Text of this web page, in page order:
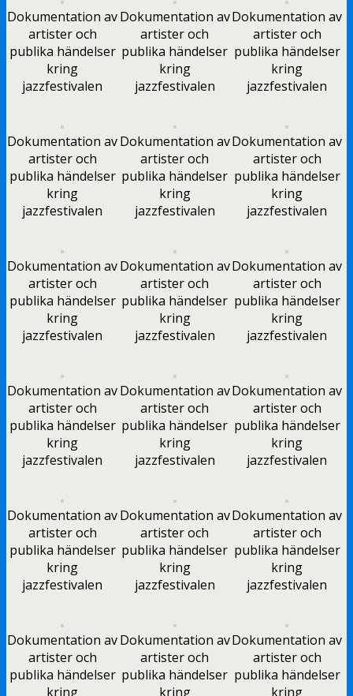
Dokumentation av
artister och
publika händelser
kring
jazzfestivalen
Dokumentation av
artister och
publika händelser
kring
jazzfestivalen
Dokumentation av
artister och
publika händelser
kring
jazzfestivalen
Dokumentation av
artister och
publika händelser
kring
jazzfestivalen
Dokumentation av
artister och
publika händelser
kring
jazzfestivalen
Dokumentation av
artister och
publika händelser
kring
jazzfestivalen
Dokumentation av
artister och
publika händelser
kring
jazzfestivalen
Dokumentation av
artister och
publika händelser
kring
jazzfestivalen
Dokumentation av
artister och
publika händelser
kring
jazzfestivalen
Dokumentation av
artister och
publika händelser
kring
jazzfestivalen
Dokumentation av
artister och
publika händelser
kring
jazzfestivalen
Dokumentation av
artister och
publika händelser
kring
jazzfestivalen
Dokumentation av
artister och
publika händelser
kring
jazzfestivalen
Dokumentation av
artister och
publika händelser
kring
jazzfestivalen
Dokumentation av
artister och
publika händelser
kring
jazzfestivalen
Dokumentation av
artister och
publika händelser
kring
Dokumentation av
artister och
publika händelser
kring
Dokumentation av
artister och
publika händelser
kring